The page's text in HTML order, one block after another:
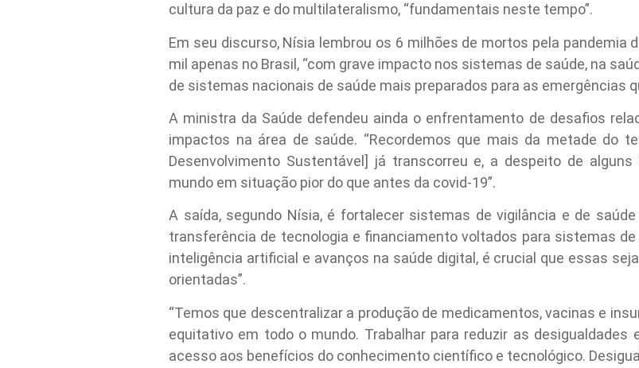
cultura da paz e do multilateralismo, “fundamentais neste tempo”.
Em seu discurso, Nísia lembrou os 6 milhões de mortos pela pandemia
mil apenas no Brasil, “com grave impacto nos sistemas de saúde, na
de sistemas nacionais de saúde mais preparados para as emergências
A ministra da Saúde defendeu ainda o enfrentamento de desafios
impactos na área de saúde. “Recordemos que mais da metade do
Desenvolvimento Sustentável] já transcorreu e, a despeito de
mundo em situação pior do que antes da covid-19”.
A saída, segundo Nísia, é fortalecer sistemas de vigilância e de
transferência de tecnologia e financiamento voltados para sistemas
inteligência artificial e avanços na saúde digital, é crucial que essas
orientadas”.
“Temos que descentralizar a produção de medicamentos, vacinas e
equitativo em todo o mundo. Trabalhar para reduzir as desigualdades
acesso aos benefícios do conhecimento científico e tecnológico.